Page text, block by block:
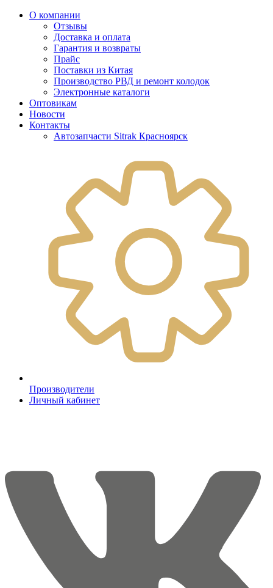
О компании
Отзывы
Доставка и оплата
Гарантия и возвраты
Прайс
Поставки из Китая
Производство РВД и ремонт колодок
Электронные каталоги
Оптовикам
Новости
Контакты
Автозапчасти Sitrak Красноярск
Производители
Личный кабинет